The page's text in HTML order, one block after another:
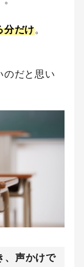
分だけ。
のだと思い
、声かけで